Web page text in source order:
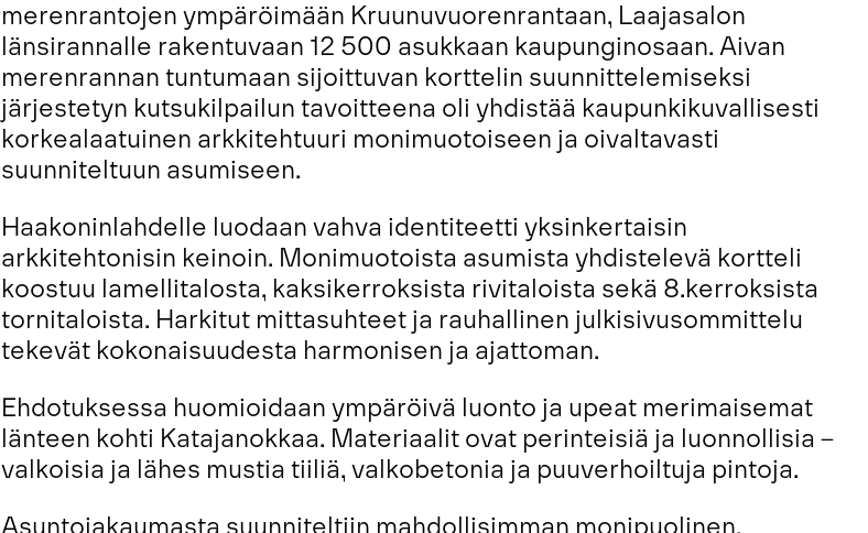
merenrantojen ympäröimään Kruunuvuorenrantaan, Laajasalon
länsirannalle rakentuvaan 12 500 asukkaan kaupunginosaan. Aivan
merenrannan tuntumaan sijoittuvan korttelin suunnittelemiseksi
järjestetyn kutsukilpailun tavoitteena oli yhdistää kaupunkikuvallisesti
korkealaatuinen arkkitehtuuri monimuotoiseen ja oivaltavasti
suunniteltuun asumiseen.
Haakoninlahdelle luodaan vahva identiteetti yksinkertaisin
arkkitehtonisin keinoin. Monimuotoista asumista yhdistelevä kortteli
koostuu lamellitalosta, kaksikerroksista rivitaloista sekä 8.kerroksista
tornitaloista. Harkitut mittasuhteet ja rauhallinen julkisivusommittelu
tekevät kokonaisuudesta harmonisen ja ajattoman.
Ehdotuksessa huomioidaan ympäröivä luonto ja upeat merimaisemat
länteen kohti Katajanokkaa. Materiaalit ovat perinteisiä ja luonnollisia –
valkoisia ja lähes mustia tiiliä, valkobetonia ja puuverhoiltuja pintoja.
Asuntojakaumasta suunniteltiin mahdollisimman monipuolinen.